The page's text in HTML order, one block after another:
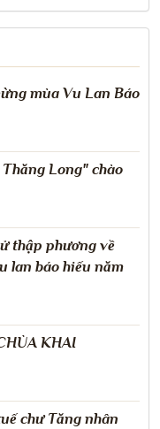
mùa Vu Lan Báo
Long" chào
thập phương về
lan báo hiếu năm
KHAI
chư Tăng nhân